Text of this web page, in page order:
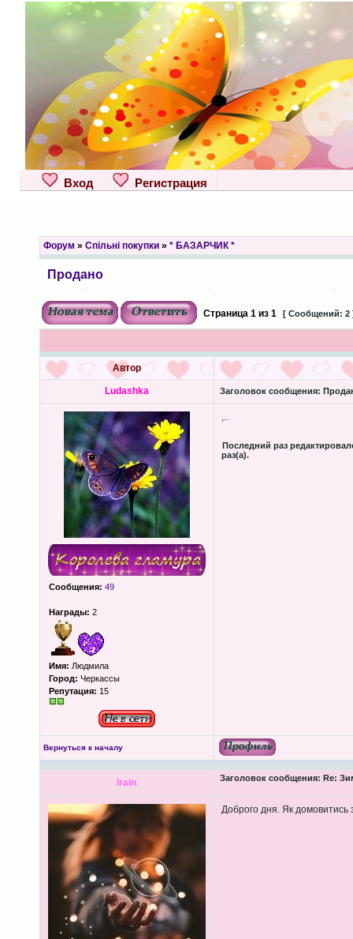
Вход Регистрация
Форум » Спільні покупки» * БАЗАРЧИК *
Продано
Страница 1из 1 [ Сообщений: 2
Автор
Ludashka Заголовок сообщения:
Сообщения: 49
Награды: 2
Имя: Людмила
Город: Черкассы
Репутация: 15
,..
Последний раз
раз(а).
Вернуться к началу
lrain Заголовок сообщения: Re:
Доброго дня. Як